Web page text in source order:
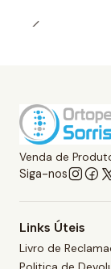
Venda de
Siga-nos
Links Úteis
Livro de